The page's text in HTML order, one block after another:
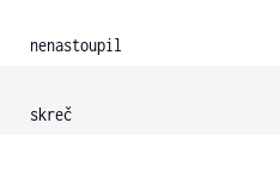
nenastoupil
skreč